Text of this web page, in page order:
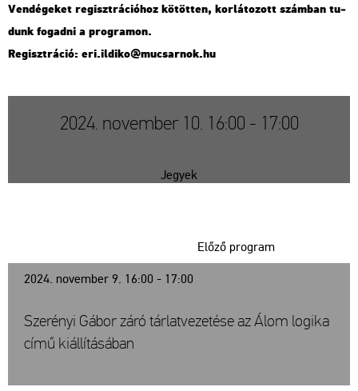
Ven­dé­ge­ket re­giszt­rá­ci­ó­hoz kö­töt­ten, kor­lá­to­zott szám­ban tu­
dunk fo­gad­ni a prog­ra­mon.
Re­giszt­rá­ció: eri.​il­di­ko@​mu­csar­nok.​hu
2024. november 10. 16:00 - 17:00
Jegyek
2024. november 9. 16:00 - 17:00
Előző program
Szerényi Gábor záró tárlatvezetése az Álom logika
című kiállításában